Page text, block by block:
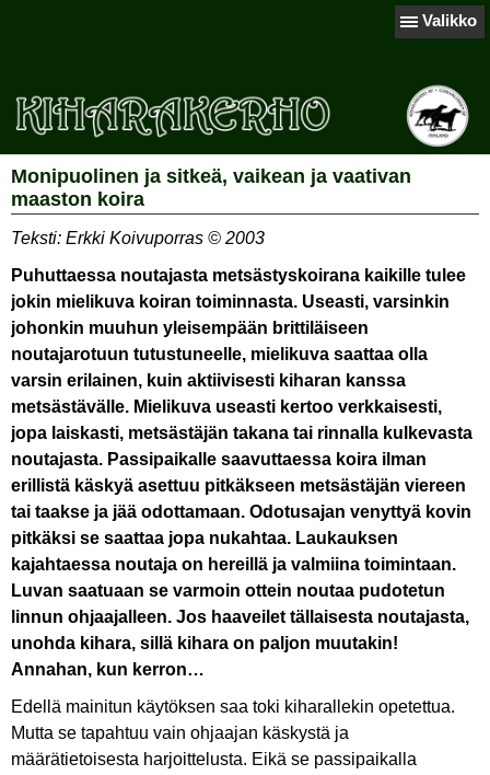
Valikko
Monipuolinen ja sitkeä, vaikean ja vaativan
maaston koira
Teksti: Erkki Koivuporras © 2003
Puhuttaessa noutajasta metsästyskoirana kaikille tulee
jokin mielikuva koiran toiminnasta. Useasti, varsinkin
johonkin muuhun yleisempään brittiläiseen
noutajarotuun tutustuneelle, mielikuva saattaa olla
varsin erilainen, kuin aktiivisesti kiharan kanssa
metsästävälle. Mielikuva useasti kertoo verkkaisesti,
jopa laiskasti, metsästäjän takana tai rinnalla kulkevasta
noutajasta. Passipaikalle saavuttaessa koira ilman
erillistä käskyä asettuu pitkäkseen metsästäjän viereen
tai taakse ja jää odottamaan. Odotusajan venyttyä kovin
pitkäksi se saattaa jopa nukahtaa. Laukauksen
kajahtaessa noutaja on hereillä ja valmiina toimintaan.
Luvan saatuaan se varmoin ottein noutaa pudotetun
linnun ohjaajalleen. Jos haaveilet tällaisesta noutajasta,
unohda kihara, sillä kihara on paljon muutakin!
Annahan, kun kerron…
Edellä mainitun käytöksen saa toki kiharallekin opetettua.
Mutta se tapahtuu vain ohjaajan käskystä ja
määrätietoisesta harjoittelusta. Eikä se passipaikalla